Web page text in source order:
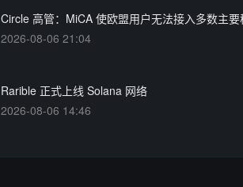
Circle 高管：MiCA 使欧盟用户无法接入多数主要
2026-08-06 21:04
Rarible 正式上线 Solana 网络
2026-08-06 14:46